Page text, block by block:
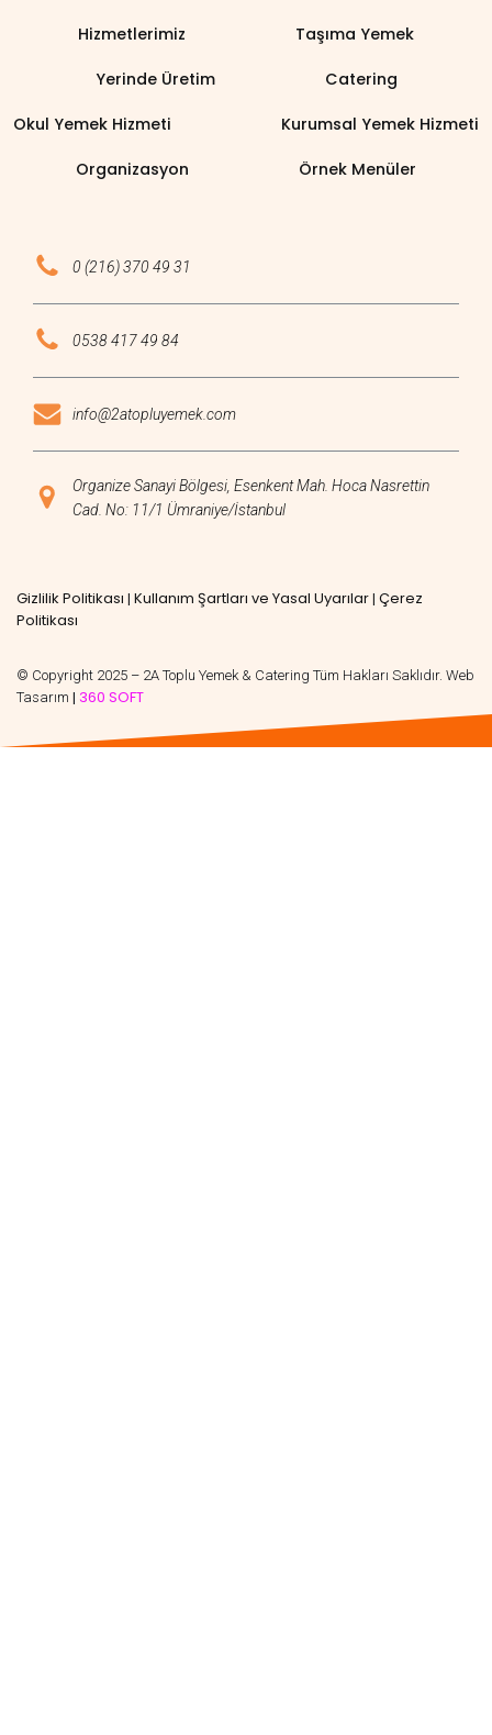
Hizmetlerimiz Taşıma Yemek
Yerinde Üretim Catering
Okul Yemek Hizmeti Kurumsal Yemek Hizmeti
Organizasyon Örnek Menüler
0 (216) 370 49 31
0538 417 49 84
info@2atopluyemek.com
Organize Sanayi Bölgesi, Esenkent Mah. Hoca Nasrettin
Cad. No: 11/1 Ümraniye/İstanbul
Gizlilik Politikası | Kullanım Şartları ve Yasal Uyarılar | Çerez
Politikası
© Copyright 2025 – 2A Toplu Yemek & Catering Tüm Hakları Saklıdır. Web
Tasarım | 360 SOFT